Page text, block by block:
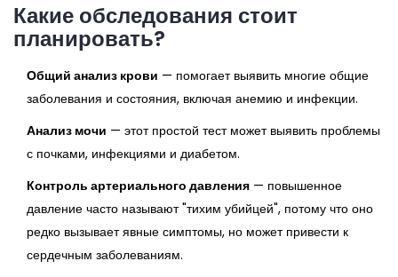
Какие обследования стоит
планировать?
Общий анализ крови — помогает выявить многие общие
заболевания и состояния, включая анемию и инфекции.
Анализ мочи — этот простой тест может выявить проблемы
с почками, инфекциями и диабетом.
Контроль артериального давления — повышенное
давление часто называют "тихим убийцей", потому что оно
редко вызывает явные симптомы, но может привести к
сердечным заболеваниям.